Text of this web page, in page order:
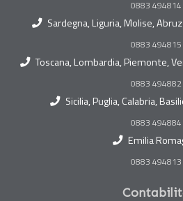
0883 494814
Sardegna, Liguria, Molise,
0883 494815
Toscana, Lombardia, Piemonte,
0883 494882
Sicilia, Puglia, Calabria,
0883 494884
Emilia
0883 494813